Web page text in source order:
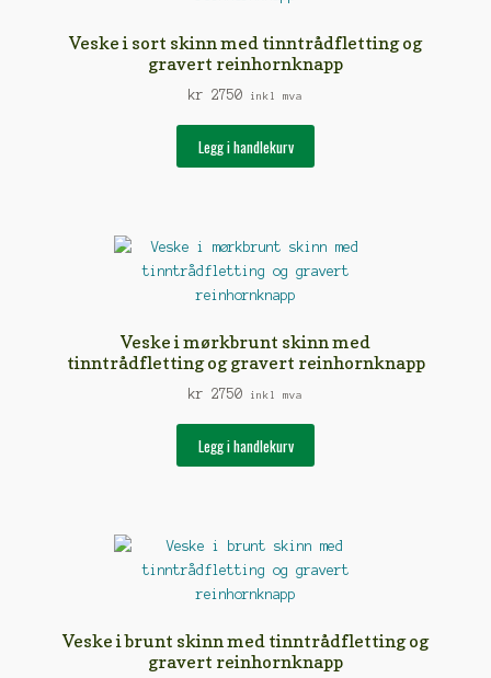
Veske i sort skinn med tinntrådfletting og
gravert reinhornknapp
kr 2750 inkl mva
Legg i handlekurv
Veske i mørkbrunt skinn med
tinntrådfletting og gravert reinhornknapp
kr 2750 inkl mva
Legg i handlekurv
Veske i brunt skinn med tinntrådfletting og
gravert reinhornknapp